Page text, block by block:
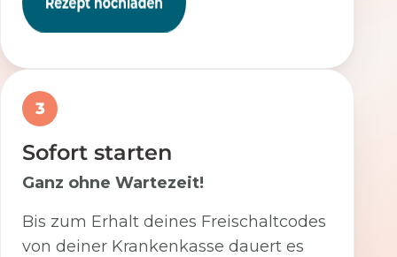
3
Sofort starten
Ganz ohne Wartezeit!
Bis zum Erhalt deines Freischaltcodes
von deiner Krankenkasse dauert es